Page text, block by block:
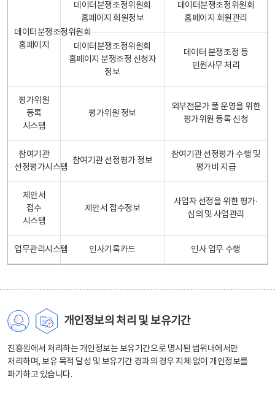
데이터분쟁조정위원회
홈페이지
데이터분쟁조정위원회
홈페이지 회원정보
데이터분쟁조정위원회
홈페이지 회원관리
데이터분쟁조정위원회
홈페이지 분쟁조정 신청자
정보
데이터 분쟁조정 등
민원사무 처리
평가위원
등록
시스템
평가위원 정보
외부전문가 풀 운영을 위한
평가위원 등록 신청
참여기관
선정평가시스템
참여기관 선정평가 정보
참여기관 선정평가 수행 및
평가비 지급
제안서
접수
시스템
제안서 접수정보
사업자 선정을 위한 평가·
심의 및 사업관리
업무관리시스템 인사기록카드 인사 업무 수행
개인정보의 처리 및 보유기간
진흥원에서 처리하는 개인정보는 보유기간으로 명시된 범위내에서만
처리하며, 보유 목적 달성 및 보유기간 경과의 경우 지체 없이 개인정보를
파기하고 있습니다.